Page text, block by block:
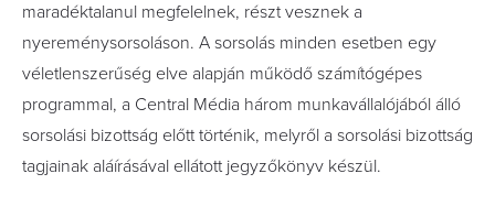
maradéktalanul megfelelnek, részt vesznek a
nyereménysorsoláson. A sorsolás minden esetben egy
véletlenszerűség elve alapján működő számítógépes
programmal, a Central Média három munkavállalójából álló
sorsolási bizottság előtt történik, melyről a sorsolási bizottság
tagjainak aláírásával ellátott jegyzőkönyv készül.